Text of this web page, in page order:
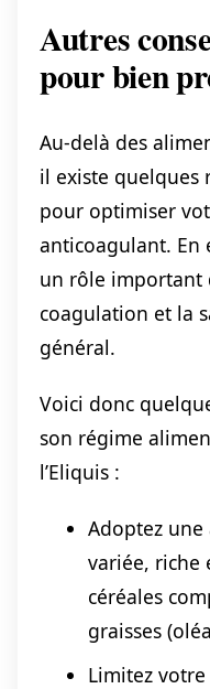
Autres
pour bien
Au-delà des
il existe quelques
pour optimiser
anticoagulant. En
un rôle important
coagulation et la
général.
Voici donc
son régime
l’Eliquis :
Adoptez
variée, riche
céréales
graisses
Limitez